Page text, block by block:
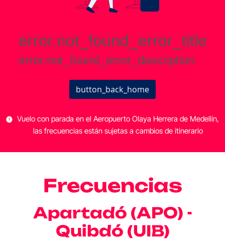
Vuelo con parada en el Aeropuerto Olaya Herrera de Medellín,
las frecuencias están sujetas a cambios de itinerario
Frecuencias
Apartadó (APO) -
Quibdó (UIB)